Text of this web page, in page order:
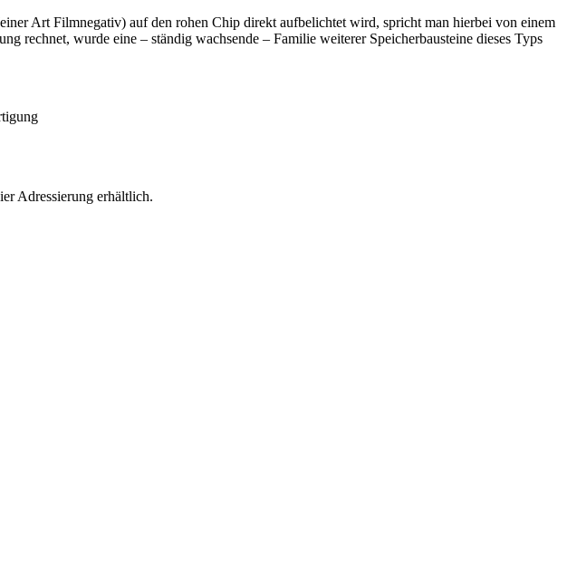
Art Filmnegativ) auf den rohen Chip direkt aufbelichtet wird, spricht man hierbei von einem
rechnet, wurde eine – ständig wachsende – Familie weiterer Speicherbausteine dieses Typs
Adressierung erhältlich.